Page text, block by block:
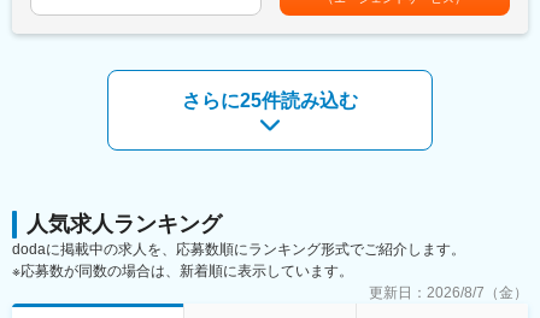
・所長補佐（２～３年目）
お客さまアドバイザーの採用、指導・育成、同行・営業支援等、
営業所の経営に必要な知見を培い、FP等の必須資格を取得した
・時差出勤制度、社宅制度（営業所長就任後、利用可）も完備
・住宅手当や家族手当、退職金手当等の福利厚生制度が充実
契約のほぼすべて（約96％）が有配当保険（会社の利益の一部を
※以下は１拠点のイメージとなります。
次長（50代）＋法人担当者10名（40～50代）＋事務担当者（50
■キャリアパス：
法人営業部内にてキャリアを積み、ライン長～部店長となること
を展望。本人の希望次第では支店領域への挑戦や、本部部署への
チャレンジも可能です。
ことができます。
・MUFGの抱える幅広いソリューション、関連会社等を駆使し、
幅広いニーズに対応可な環境です。
■「成長と挑戦」をサポートする環境：
自律的な成長をサポートするため、自己啓発支援制度や資格取得
さらに25件読み込む
人気求人ランキング
dodaに掲載中の求人を、応募数順にランキング形式でご紹介します。
※応募数が同数の場合は、新着順に表示しています。
更新日： 2026/8/7（金）